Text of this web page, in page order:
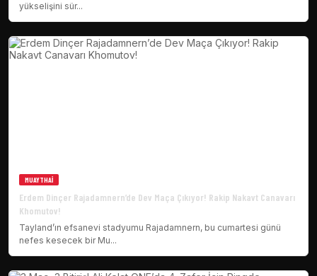
yükselişini sür...
MUAYTHAI
Erdem Dinçer Rajadamnern’de Dev Maça Çıkıyor! Rakip Nakavt Canavarı
Khomutov!
Tayland’ın efsanevi stadyumu Rajadamnern, bu cumartesi günü
nefes kesecek bir Mu...